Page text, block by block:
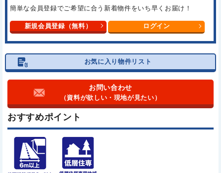
簡単な会員登録でご希望に合う 新着物件をいち早くお届け！
新規会員登録（無料） ログイン
お気に入り物件リスト
お問い合わせ
（資料が欲しい・現地が見たい）
おすすめポイント